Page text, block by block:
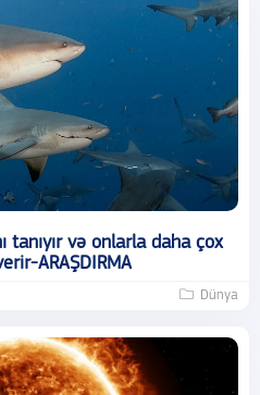
tanıyır və onlarla daha çox
ARAŞDIRMA
Dünya